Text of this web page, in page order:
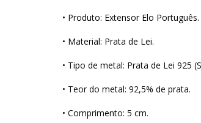
• Produto: Extensor Elo Português.
• Material: Prata de Lei.
• Tipo de metal: Prata de Lei 925
• Teor do metal: 92,5% de prata.
• Comprimento: 5 cm.